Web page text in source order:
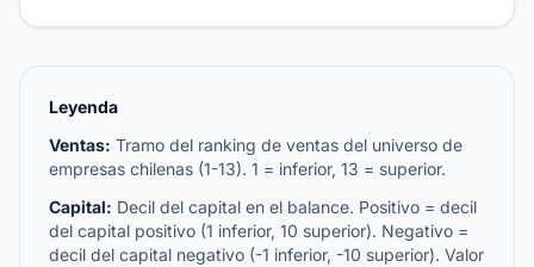
Leyenda
Ventas: Tramo del ranking de ventas del universo de
empresas chilenas (1-13). 1 = inferior, 13 = superior.
Capital: Decil del capital en el balance. Positivo = decil
del capital positivo (1 inferior, 10 superior). Negativo =
decil del capital negativo (-1 inferior, -10 superior). Valor